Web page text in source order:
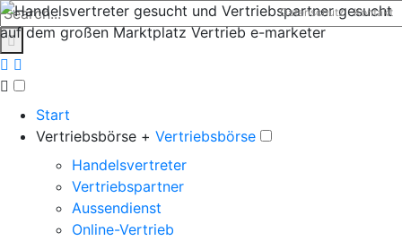
Datenschutz Kontakt
Start
Vertriebsbörse + Vertriebsbörse
Handelsvertreter
Vertriebspartner
Aussendienst
Online-Vertrieb